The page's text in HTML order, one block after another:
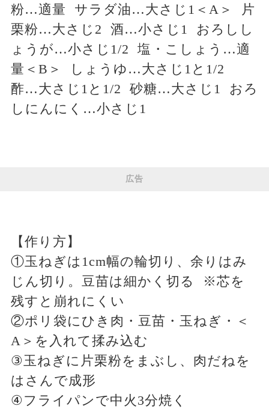
粉…適量 サラダ油…大さじ1＜A＞ 片
栗粉…大さじ2 酒…小さじ1 おろしし
ょうが…小さじ1/2 塩・こしょう…適
量＜B＞ しょうゆ…大さじ1と1/2
酢…大さじ1と1/2 砂糖…大さじ1 おろ
しにんにく…小さじ1
広告
【作り方】
①玉ねぎは1cm幅の輪切り、余りはみ
じん切り。豆苗は細かく切る ※芯を
残すと崩れにくい
②ポリ袋にひき肉・豆苗・玉ねぎ・＜
A＞を入れて揉み込む
③玉ねぎに片栗粉をまぶし、肉だねを
はさんで成形
④フライパンで中火3分焼く